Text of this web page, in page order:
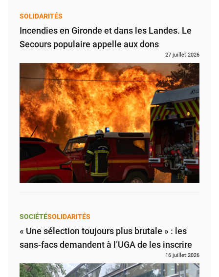
SOLIDARITÉS
Incendies en Gironde et dans les Landes. Le
Secours populaire appelle aux dons
27 juillet 2026
SOCIÉTÉSOLIDARITÉS
« Une sélection toujours plus brutale » : les
sans-facs demandent à l’UGA de les inscrire
16 juillet 2026